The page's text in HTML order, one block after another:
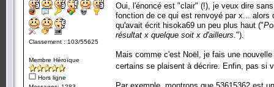
Classement : 103/55625
Membre Héroïque
Hors ligne
Oui, l'énoncé est "clair" (!), je veux dire
fonction de ce qui est renvoyé par x...
qu'avait écrit hisoka69 un peu plus haut ("
résultat x quelque soit x d'ailleurs .").
Mais comme c'est Noël, je fais une
certains se plaisent à décrire. Enfin, pas si